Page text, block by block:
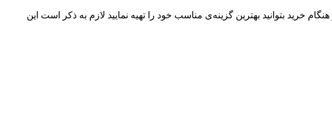
خرید بتوانید بهترین گزینه‌ی مناسب خود را تهیه نمایید لازم به ذکر است این‌